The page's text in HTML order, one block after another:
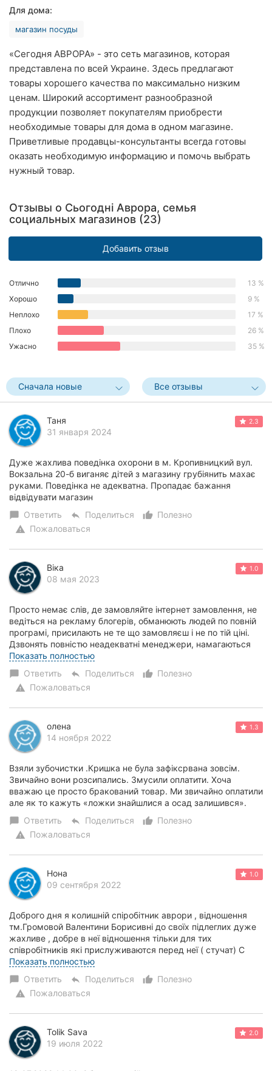
Киев
Харьков
Запорожье
Львов
Кривой
Рог
Чернигов
Черкассы
Сумы
Ивано-
Франковск
Луцк
Ужгород
Карпаты
Для дома:
магазин посуды
«Сегодня АВРОРА» - это сеть магазинов, которая
представлена по всей Украине. Здесь предлагают
товары хорошего качества по максимально низким
ценам. Широкий ассортимент разнообразной
продукции позволяет покупателям приобрести
необходимые товары для дома в одном магазине.
Приветливые продавцы-консультанты всегда готовы
оказать необходимую информацию и помочь выбрать
нужный товар.
Отзывы о Сьогодні Аврора, семья
социальных магазинов (23)
Добавить отзыв
Отлично
13 %
Хорошо
9 %
Неплохо
17 %
Плохо
26 %
Ужасно
35 %
Сначала новые Все отзывы
Таня
31 января 2024
2.3
Дуже жахлива поведінка охорони в м. Кропивницкий вул.
Вокзальна 20-б виганяє дітей з магазину грубіянить махає
руками. Поведінка не адекватна. Пропадає бажання
відвідувати магазин
chat_bubble Ответить reply Поделиться thumb_up_alt
Полезно
warning Пожаловаться
Віка
08 мая 2023
1.0
Просто немає слів, де замовляйте інтернет замовлення, не
ведіться на рекламу блогерів, обманюють людей по повній
програмі, присилають не те що замовляєш і не по тій ціні.
Дзвонять повністю неадекватні менеджери, намагаються
зробити з тебе дурну. Жах!...
Показать полностью
chat_bubble Ответить reply Поделиться thumb_up_alt
Полезно
warning Пожаловаться
олена
14 ноября 2022
1.3
Взяли зубочистки .Кришка не була зафіксрвана зовсім.
Звичайно вони розсипались. Змусили оплатити. Хоча
вважаю це просто бракований товар. Ми звичайно оплатили
але як то кажуть «ложки знайшлися а осад залишився».
chat_bubble Ответить reply Поделиться thumb_up_alt
Полезно
warning Пожаловаться
Нона
09 сентября 2022
1.0
Доброго дня я колишній спіробітник аврори , відношення
тм.Громовой Валентини Борисивні до своїх підлеглих дуже
жахливе , добре в неї відношення тільки для тих
співробітників які прислуживаются перед неї ( стучат) С
персонам спілкується на підвищених...
Показать полностью
chat_bubble Ответить reply Поделиться thumb_up_alt
Полезно
warning Пожаловаться
Tolik Sava
19 июля 2022
2.0